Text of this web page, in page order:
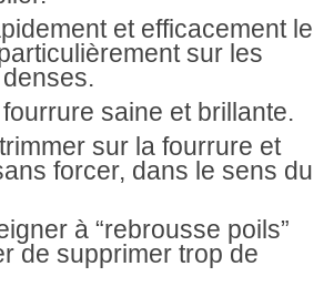
et efficacement le
sur les
saine et brillante.
sur la fourrure et
forcer, dans le sens du
à “rebrousse poils”
de supprimer trop de